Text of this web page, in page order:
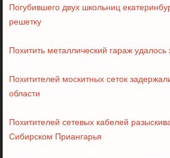
Погубившего двух школьниц
решетку
Похитить металлический гараж
Похитителей москитных сеток
области
Похитителей сетевых кабелей
Сибирском Приангарья